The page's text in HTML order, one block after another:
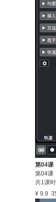
第04课
第04课
共1课时
¥ 9.9